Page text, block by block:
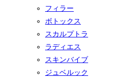
フィラー
ボトックス
スカルプトラ
ラディエス
スキンバイブ
ジュベルック